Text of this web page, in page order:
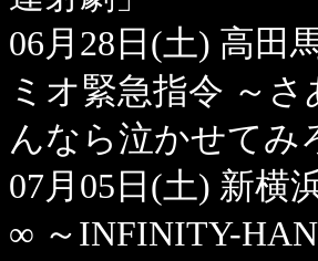
06月28日(土) 高田
ミオ緊急指令 ～
んなら泣かせてみ
07月05日(土) 新横
∞ ～INFINITY-